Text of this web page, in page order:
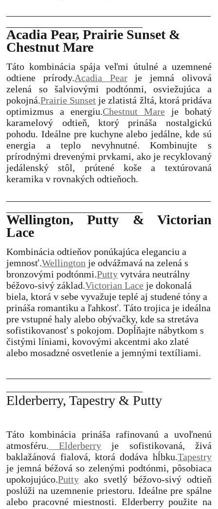
Acadia Pear, Prairie Sunset &
Chestnut Mare
Táto kombinácia spája veľmi útulné a uzemnené
odtiene prírody.Acadia Pearje jemná olivová
zelená so šalviovými podtónmi, osviežujúca a
pokojná.Prairie Sunset je zlatistá žltá, ktorá pridáva
optimizmus a energiu.Chestnut Mare je bohatý
karamelový odtieň, ktorý prináša nostalgickú
pohodu. Ideálne pre kuchyne alebo jedálne, kde sú
energia a teplo nevyhnutné. Kombinujte s
prírodnými drevenými prvkami, ako je recyklovaný
jedálenský stôl, prútené koše a textúrovaná
keramika v rovnakých odtieňoch.
Wellington, Putty & Victorian
Lace
Kombinácia odtieňov ponúkajúca eleganciu a
jemnosť.Wellington je odvážmavá na zelená s
bronzovými podtónmi.Putty vytvára neutrálny
béžovo-sivý základ.Victorian Lace je dokonalá
biela, ktorá v sebe vyvažuje teplé aj studené tóny a
prináša romantiku a ľahkosť.Táto trojica je ideálna
pre vstupné haly alebo obývačky, kde sa stretáva
sofistikovanosť s pokojom. Dopĺňajte nábytkom s
čistými líniami, kovovými akcentmi ako zlaté
alebo mosadzné osvetlenie a jemnými textíliami.
Elderberry, Tapestry & Putty
Táto kombinácia prináša rafinovanú a uvoľnenú
atmosféru. Elderberry je sofistikovaná, živá
baklažánová fialová, ktorá dodáva hĺbku.Tapestry
je jemná béžová so zelenými podtónmi, pôsobiaca
upokojujúco.Putty ako svetlý béžovo-sivý odtieň
poslúži na uzemnenie priestoru. Ideálne pre spálne
alebo pracovné miestnosti. Elderberry použite na